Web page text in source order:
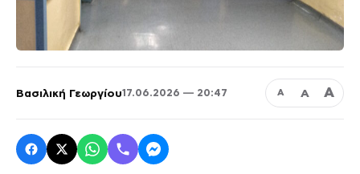
Βασιλική Γεωργίου17.06.2026 — 20:47 Α Α Α